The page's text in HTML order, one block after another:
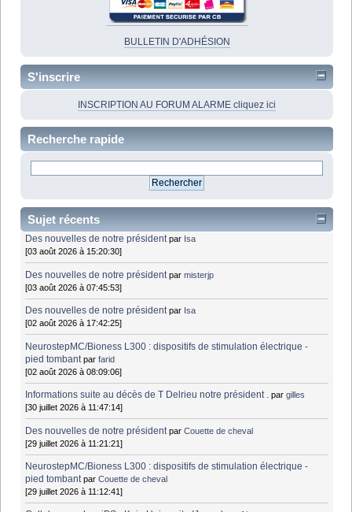
BULLETIN D'ADHÉSION
S'inscrire
INSCRIPTION AU FORUM ALARME cliquez ici
Recherche rapide
Sujet récents
Des nouvelles de notre président par Isa
[03 août 2026 à 15:20:30]
Des nouvelles de notre président parmisterjp
[03 août 2026 à 07:45:53]
Des nouvelles de notre président par Isa
[02 août 2026 à 17:42:25]
NeurostepMC/Bioness L300 : dispositifs de stimulation électrique -
pied tombant parfarid
[02 août 2026 à 08:09:06]
Informations suite au décès de T Delrieu notre président . pargilles
[30 juillet 2026 à 11:47:14]
Des nouvelles de notre président parCouette de cheval
[29 juillet 2026 à 11:21:21]
NeurostepMC/Bioness L300 : dispositifs de stimulation électrique -
pied tombant parCouette de cheval
[29 juillet 2026 à 11:12:41]